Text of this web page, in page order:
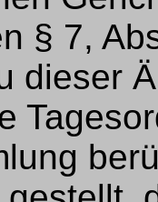
§ 7,
dieser